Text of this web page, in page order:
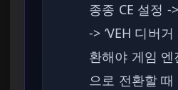
종종 CE 설정 -
-> ‘VEH 디버
환해야 게임
으로 전환할